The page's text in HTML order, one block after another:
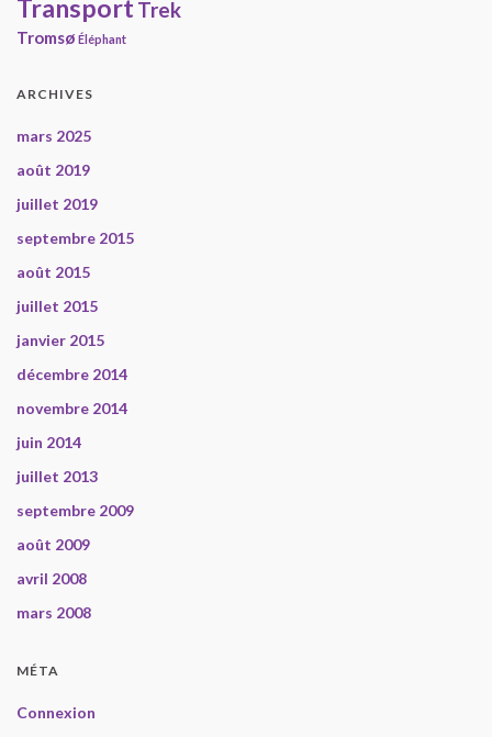
Transport Trek
Tromsø Éléphant
ARCHIVES
mars 2025
août 2019
juillet 2019
septembre 2015
août 2015
juillet 2015
janvier 2015
décembre 2014
novembre 2014
juin 2014
juillet 2013
septembre 2009
août 2009
avril 2008
mars 2008
MÉTA
Connexion